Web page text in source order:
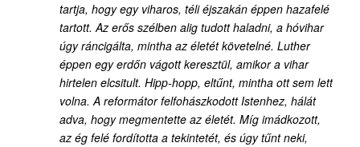
tartja, hogy egy viharos, téli éjszakán éppen hazafelé
tartott. Az erős szélben alig tudott haladni, a hóvihar
úgy ráncigálta, mintha az életét követelné. Luther
éppen egy erdőn vágott keresztül, amikor a vihar
hirtelen elcsitult. Hipp-hopp, eltűnt, mintha ott sem lett
volna. A reformátor felfohászkodott Istenhez, hálát
adva, hogy megmentette az életét. Míg imádkozott,
az ég felé fordította a tekintetét, és úgy tűnt neki,